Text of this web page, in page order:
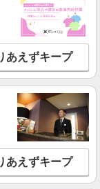
くなれる携帯販売
給 ★交通費別途支給
を紹介
月2回払
・。○。・゜
ップ
細を見る
スタッフ
給 ★交通費別途支
あえずキープ
あえずキープ